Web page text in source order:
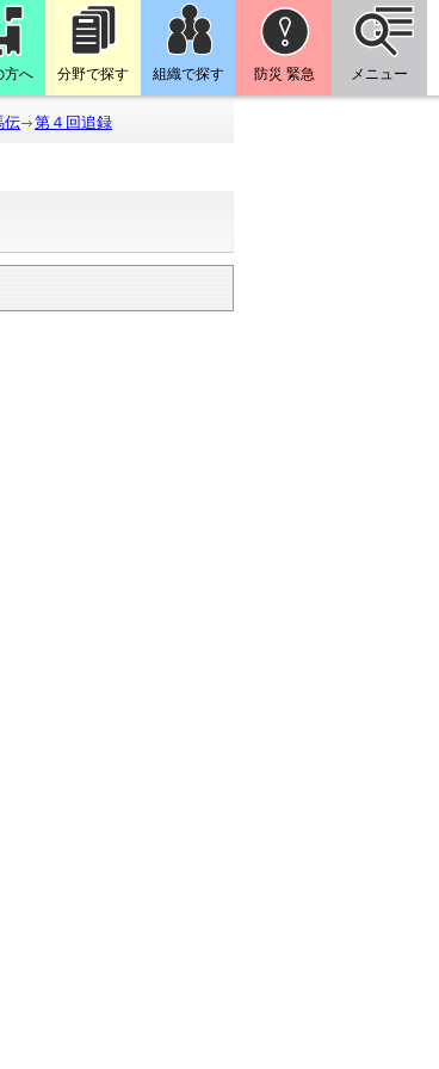
方へ 分野で探す 組織で探す 防災 緊急 メニュー
伝 第４回追録